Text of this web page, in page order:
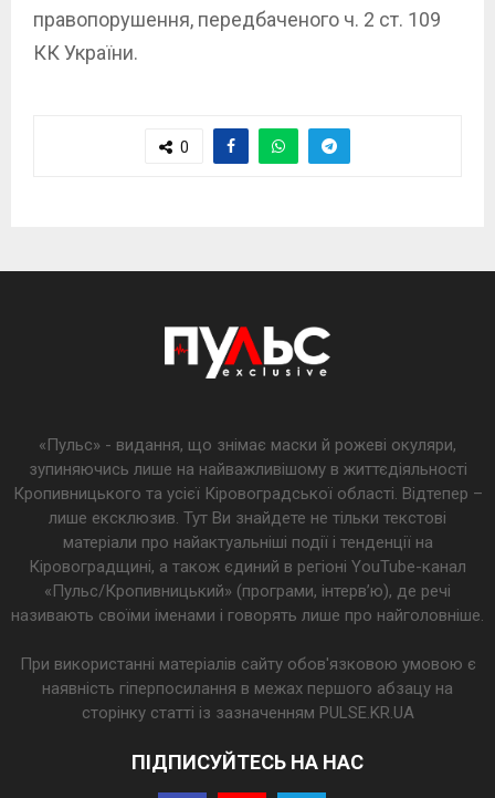
правопорушення, передбаченого ч. 2 ст. 109
КК України.
0
«Пульс» - видання, що знімає маски й рожеві окуляри,
зупиняючись лише на найважливішому в життєдіяльності
Кропивницького та усієї Кіровоградської області. Відтепер –
лише ексклюзив. Тут Ви знайдете не тільки текстові
матеріали про найактуальніші події і тенденції на
Кіровоградщині, а також єдиний в регіоні YouTube-канал
«Пульс/Кропивницький» (програми, інтерв’ю), де речі
називають своїми іменами і говорять лише про найголовніше.
При використанні матеріалів сайту обов'язковою умовою є
наявність гіперпосилання в межах першого абзацу на
сторінку статті із зазначенням PULSE.KR.UA
ПІДПИСУЙТЕСЬ НА НАС